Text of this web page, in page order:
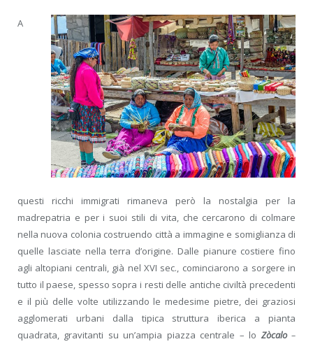
A
questi ricchi immigrati rimaneva però la nostalgia per la
madrepatria e per i suoi stili di vita, che cercarono di colmare
nella nuova colonia costruendo città a immagine e somiglianza di
quelle lasciate nella terra d’origine. Dalle pianure costiere fino
agli altopiani centrali, già nel XVI sec., cominciarono a sorgere in
tutto il paese, spesso sopra i resti delle antiche civiltà precedenti
e il più delle volte utilizzando le medesime pietre, dei graziosi
agglomerati urbani dalla tipica struttura iberica a pianta
quadrata, gravitanti su un’ampia piazza centrale – lo Zòcalo–